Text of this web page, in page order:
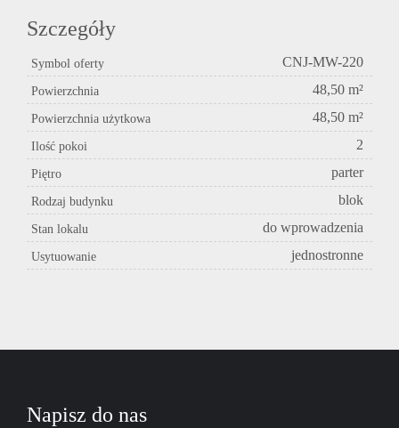
Szczegóły
Symbol oferty CNJ-MW-220
Powierzchnia 48,50 m²
Powierzchnia użytkowa 48,50 m²
Ilość pokoi 2
Piętro parter
Rodzaj budynku blok
Stan lokalu do wprowadzenia
Usytuowanie jednostronne
Napisz do nas